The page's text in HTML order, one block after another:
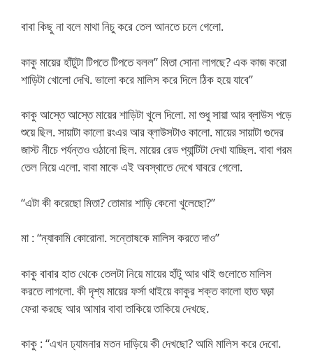
বাবা কিছু না বলে মাথা নিচু করে তেল আনতে চলে গেলো.
কাকু মায়ের হাঁটুটা টিপতে টিপতে বলল” মিতা সোনা লাগছে? এক কাজ করো
শাড়িটা খোলো দেখি. ভালো করে মালিস করে দিলে ঠিক হয়ে যাবে”
কাকু আস্তে আস্তে মায়ের শাড়িটা খুলে দিলো. মা শুধু সায়া আর ব্লাউস পড়ে
শুয়ে ছিল. সায়াটা কালো রংএর আর ব্লাউসটাও কালো. মায়ের সায়াটা গুদের
জাস্ট নীচে পর্যন্তও ওঠানো ছিল. মায়ের রেড প্যান্টিটা দেখা যাচ্ছিল. বাবা গরম
তেল নিয়ে এলো. বাবা মাকে এই অবস্থাতে দেখে ঘাবরে গেলো.
“এটা কী করেছো মিতা? তোমার শাড়ি কেনো খুলেছো?”
মা : “ন্যাকামি কোরোনা. সন্তোষকে মালিস করতে দাও”
কাকু বাবার হাত থেকে তেলটা নিয়ে মায়ের হাঁটু আর থাই গুলোতে মালিস
করতে লাগলো. কী দৃশ্য মায়ের ফর্সা থাইয়ে কাকুর শক্ত কালো হাত ঘড়া
ফেরা করছে আর আমার বাবা তাকিয়ে তাকিয়ে দেখছে.
কাকু : “এখন ঢ্যামনার মতন দাড়িয়ে কী দেখছো? আমি মালিস করে দেবো.